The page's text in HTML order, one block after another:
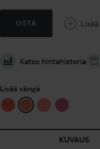
OSTA Lisää
Katso hintahistoria
Lisää sävyjä
KUVAUS